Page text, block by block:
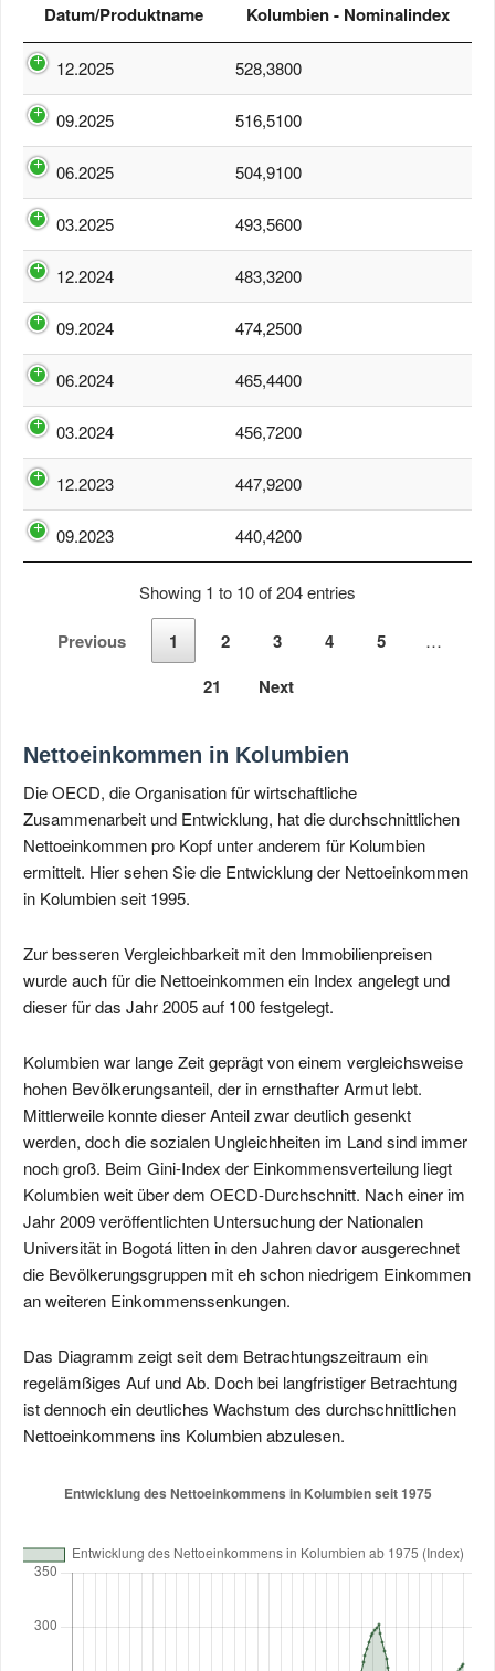
Datum/Produktname Kolumbien - Nominalindex
12.2025 528,3800
09.2025 516,5100
06.2025 504,9100
03.2025 493,5600
12.2024 483,3200
09.2024 474,2500
06.2024 465,4400
03.2024 456,7200
12.2023 447,9200
09.2023 440,4200
Showing 1 to 10 of 204 entries
Previous 1 2 3 4 5 …
21 Next
Nettoeinkommen in Kolumbien
Die OECD, die Organisation für wirtschaftliche
Zusammenarbeit und Entwicklung, hat die durchschnittlichen
Nettoeinkommen pro Kopf unter anderem für Kolumbien
ermittelt. Hier sehen Sie die Entwicklung der Nettoeinkommen
in Kolumbien seit 1995.
Zur besseren Vergleichbarkeit mit den Immobilienpreisen
wurde auch für die Nettoeinkommen ein Index angelegt und
dieser für das Jahr 2005 auf 100 festgelegt.
Kolumbien war lange Zeit geprägt von einem vergleichsweise
hohen Bevölkerungsanteil, der in ernsthafter Armut lebt.
Mittlerweile konnte dieser Anteil zwar deutlich gesenkt
werden, doch die sozialen Ungleichheiten im Land sind immer
noch groß. Beim Gini-Index der Einkommensverteilung liegt
Kolumbien weit über dem OECD-Durchschnitt. Nach einer im
Jahr 2009 veröffentlichten Untersuchung der Nationalen
Universität in Bogotá litten in den Jahren davor ausgerechnet
die Bevölkerungsgruppen mit eh schon niedrigem Einkommen
an weiteren Einkommenssenkungen.
Das Diagramm zeigt seit dem Betrachtungszeitraum ein
regelämßiges Auf und Ab. Doch bei langfristiger Betrachtung
ist dennoch ein deutliches Wachstum des durchschnittlichen
Nettoeinkommens ins Kolumbien abzulesen.